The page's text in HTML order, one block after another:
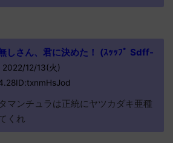
しさん、君に決めた！ (ｽｯｯﾌﾟ Sdff-
2022/12/13(火)
マンチュラは正統にヤツカダキ亜種
くれ